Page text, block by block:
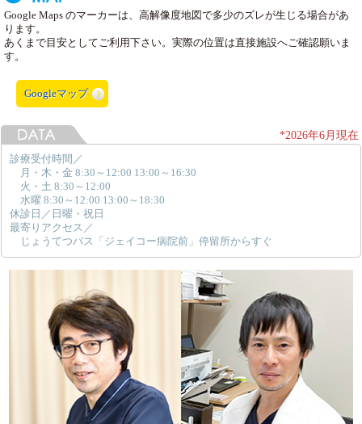
Google Maps のマーカーは、高解像度地図で多少のズレが生じる場合があ
ります。
あくまで目安としてご利用下さい。実際の位置は直接施設へご確認願いま
す。
Googleマップ
*2026年6月現在
診療受付時間／
月・木・金 8:30～12:00 13:00～16:30
火・土 8:30～12:00
水曜 8:30～12:00 13:00～18:30
休診日／日曜・祝日
最寄りアクセス／
じょうてつバス「ジェイコー病院前」停留所からすぐ